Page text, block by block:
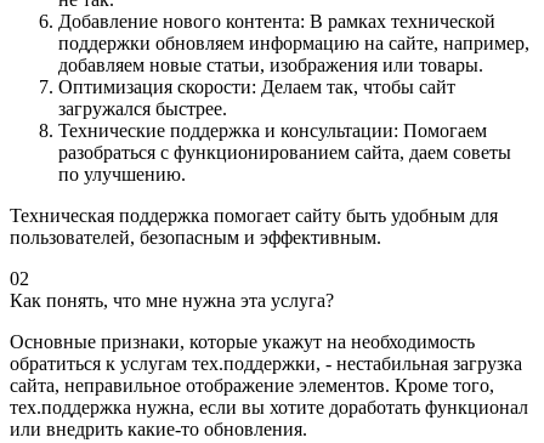
Добавление нового контента: В рамках технической
поддержки обновляем информацию на сайте, например,
добавляем новые статьи, изображения или товары.
Оптимизация скорости: Делаем так, чтобы сайт
загружался быстрее.
Технические поддержка и консультации: Помогаем
разобраться с функционированием сайта, даем советы
по улучшению.
Техническая поддержка помогает сайту быть удобным для
пользователей, безопасным и эффективным.
02
Как понять, что мне нужна эта услуга?
Основные признаки, которые укажут на необходимость
обратиться к услугам тех.поддержки, - нестабильная загрузка
сайта, неправильное отображение элементов. Кроме того,
тех.поддержка нужна, если вы хотите доработать функционал
или внедрить какие-то обновления.